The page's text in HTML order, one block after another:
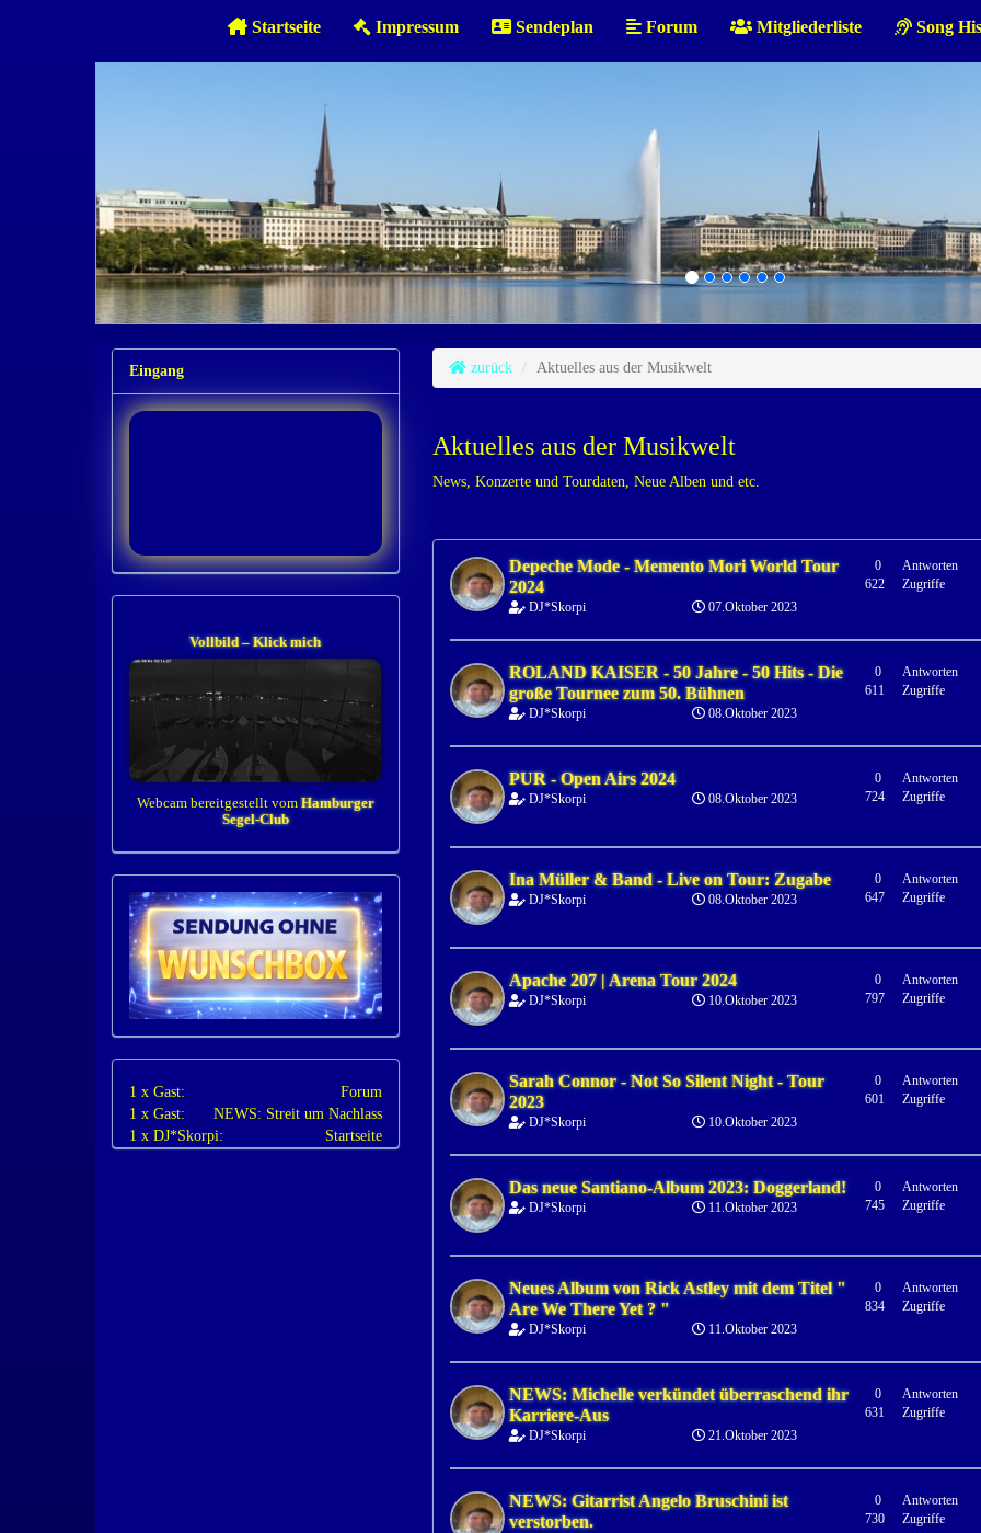
Startseite Impressum Sendeplan Forum Mitgliederliste Song
Eingang
Vollbild – Klick mich
Webcam bereitgestellt vom Hamburger
Segel-Club
1 x Gast:
Forum
1 x Gast:
NEWS: Streit um Nachlass
1 x DJ*Skorpi:
Startseite
zurück Aktuelles aus der Musikwelt
Aktuelles aus der Musikwelt
News, Konzerte und Tourdaten, Neue Alben und etc.
Depeche Mode - Memento Mori World Tour
2024
DJ*Skorpi 07.Oktober 2023
0
Antworten
622
Zugriffe
ROLAND KAISER - 50 Jahre - 50 Hits - Die
große Tournee zum 50. Bühnen
DJ*Skorpi 08.Oktober 2023
0
Antworten
611
Zugriffe
PUR - Open Airs 2024
DJ*Skorpi 08.Oktober 2023
0
Antworten
724
Zugriffe
Ina Müller & Band - Live on Tour: Zugabe
DJ*Skorpi 08.Oktober 2023
0
Antworten
647
Zugriffe
Apache 207 | Arena Tour 2024
DJ*Skorpi 10.Oktober 2023
0
Antworten
797
Zugriffe
Sarah Connor - Not So Silent Night - Tour
2023
DJ*Skorpi 10.Oktober 2023
0
Antworten
601
Zugriffe
Das neue Santiano-Album 2023: Doggerland!
DJ*Skorpi 11.Oktober 2023
0
Antworten
745
Zugriffe
Neues Album von Rick Astley mit dem Titel "
Are We There Yet ? "
DJ*Skorpi 11.Oktober 2023
0
Antworten
834
Zugriffe
NEWS: Michelle verkündet überraschend ihr
Karriere-Aus
DJ*Skorpi 21.Oktober 2023
0
Antworten
631
Zugriffe
NEWS: Gitarrist Angelo Bruschini ist
verstorben.
0
Antworten
730
Zugriffe